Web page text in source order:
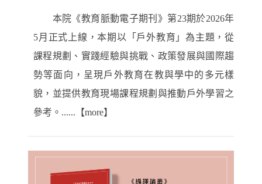
本院《教育脈動電子期刊》第23期於2026年
5月正式上線，本期以「戶外教育」為主題，從
課程規劃、實踐經驗與挑戰、政策發展與國際趨
勢等面向，呈現戶外教育在教與學中的多元樣
貌，並提供教育現場課程規劃與推動戶外學習之
參考。......【more】